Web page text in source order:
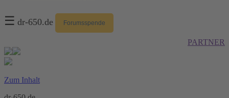
☰ dr-650.de Forumsspende
PARTNER
Zum Inhalt